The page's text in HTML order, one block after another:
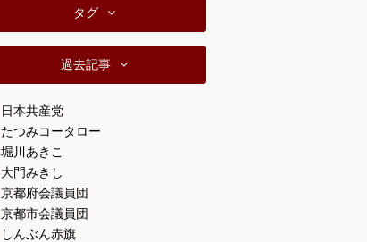
タグ
過去記事
日本共産党
たつみコータロー
堀川あきこ
大門みきし
京都府会議員団
京都市会議員団
しんぶん赤旗